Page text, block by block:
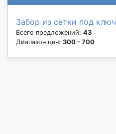
Забор из сетки под ключ
Всего предложений: 43
Диапазон цен: 300 - 700